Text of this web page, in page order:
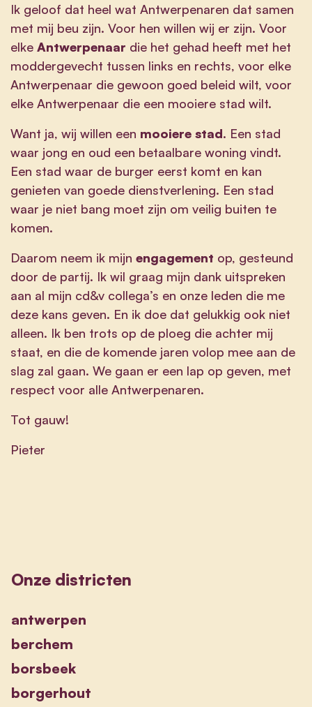
Ik geloof dat heel wat Antwerpenaren dat samen
met mij beu zijn. Voor hen willen wij er zijn. Voor
elke Antwerpenaar die het gehad heeft met het
moddergevecht tussen links en rechts, voor elke
Antwerpenaar die gewoon goed beleid wilt, voor
elke Antwerpenaar die een mooiere stad wilt.
Want ja, wij willen een mooiere stad. Een stad
waar jong en oud een betaalbare woning vindt.
Een stad waar de burger eerst komt en kan
genieten van goede dienstverlening. Een stad
waar je niet bang moet zijn om veilig buiten te
komen.
Daarom neem ik mijn engagement op, gesteund
door de partij. Ik wil graag mijn dank uitspreken
aan al mijn cd&v collega’s en onze leden die me
deze kans geven. En ik doe dat gelukkig ook niet
alleen. Ik ben trots op de ploeg die achter mij
staat, en die de komende jaren volop mee aan de
slag zal gaan. We gaan er een lap op geven, met
respect voor alle Antwerpenaren.
Tot gauw!
Pieter
Onze districten
antwerpen
berchem
borsbeek
borgerhout